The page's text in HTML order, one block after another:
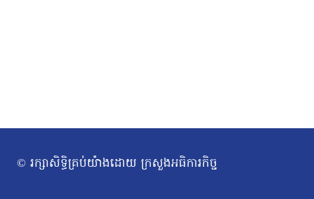
© រក្សាសិទ្ធិគ្រប់យ៉ាងដោយ ក្រសួងអធិការកិច្ច